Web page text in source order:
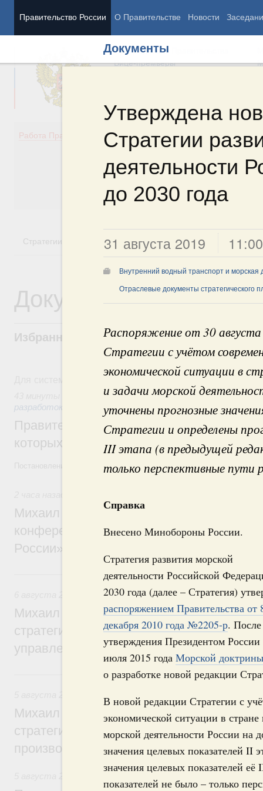
Правительство России О Правительстве Новости
Документы
Утверждена
Стратегии
деятельности
до 2030 года
31 августа 2019 11:00
Внутренний водный транспорт и морская
Отраслевые документы стратегического
Распоряжение от 30
Стратегии с учётом
экономической ситуации в
и задачи морской
уточнены прогнозные
Стратегии и определены
III этапа (в предыдущей
только перспективные пути
Справка
Внесено Минобороны России.
Стратегия развития морской
деятельности Российской
2030 года (далее – Стратегия)
распоряжением Правительства от
декабря 2010 года №2205-р. После
утверждения Президентом России
июля 2015 года Морской
о разработке новой редакции
В новой редакции Стратегии с
экономической ситуации в
морской деятельности России на
значения целевых показателей II
значения целевых показателей
показателей не было – только
Председатель Правительства
Вице-премьеры
Работа Правительства
Демография
Здоровье
Культура
Общество
Государство
Стратегии Государственные программы
Документы
Избранные документы со справками к
Для системного поиска перейдите в раздел "Поиск по
Государственная политика в сфере
разработок
Правительство расширило перечень
которых освобождаются от НДФЛ
Постановление от 5 августа 2026 года №978
Михаил Мишустин дал поручения по
конференции «Цифровая индустрия
России»
6 августа, четверг
Технологическое развитие. Инновации
Михаил Мишустин дал поручения по
стратегической сессии о
управления научно-технологическим
5 августа, среда
Михаил Мишустин дал поручения по
стратегической сессии, посвящённой
производительности труда
Национальный проект «Экологическое